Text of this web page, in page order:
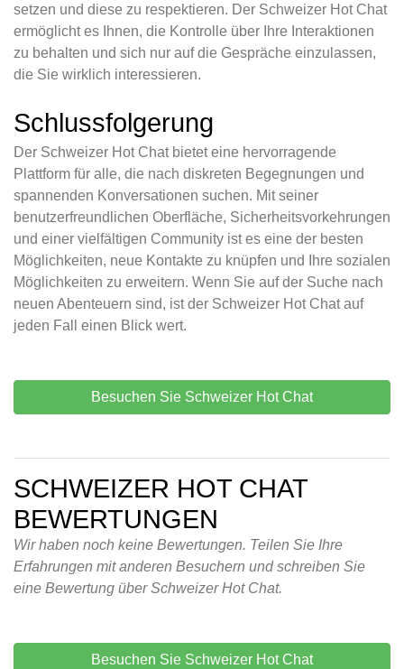
setzen und diese zu respektieren. Der Schweizer Hot Chat
ermöglicht es Ihnen, die Kontrolle über Ihre Interaktionen
zu behalten und sich nur auf die Gespräche einzulassen,
die Sie wirklich interessieren.
Schlussfolgerung
Der Schweizer Hot Chat bietet eine hervorragende
Plattform für alle, die nach diskreten Begegnungen und
spannenden Konversationen suchen. Mit seiner
benutzerfreundlichen Oberfläche, Sicherheitsvorkehrungen
und einer vielfältigen Community ist es eine der besten
Möglichkeiten, neue Kontakte zu knüpfen und Ihre sozialen
Möglichkeiten zu erweitern. Wenn Sie auf der Suche nach
neuen Abenteuern sind, ist der Schweizer Hot Chat auf
jeden Fall einen Blick wert.
Besuchen Sie Schweizer Hot Chat
SCHWEIZER HOT CHAT
BEWERTUNGEN
Wir haben noch keine Bewertungen. Teilen Sie Ihre
Erfahrungen mit anderen Besuchern und schreiben Sie
eine Bewertung über Schweizer Hot Chat.
Besuchen Sie Schweizer Hot Chat